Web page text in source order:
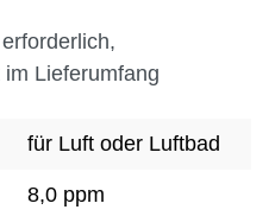
Lieferumfang
für Luft oder Luftbad
8,0 ppm